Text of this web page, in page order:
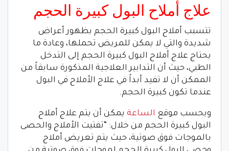
علاج أملاح البول كبيرة الحجم
تتسبب أملاح البول كبيرة الحجم بظهور أعراض
شديدة والتي لا يمكن للمريض تحملها، وعادة ما
يحتاج علاج أملاح البول كبيرة الحجم إلى التدخل
الطبي، حيث أن التدابير العلاجية المذكورة سابقاً من
الممكن أن لا تفيد أبداً في علاج الأملاح في البول
عندما تكون كبيرة الحجم.
وبحسب موقع الساعة يمكن أن يتم علاج أملاح
البول كبيرة الحجم من خلال: “تفتيت الأملاح والحصى
بالموجات فوق صوتية، حيث يتم تعريض أملاح